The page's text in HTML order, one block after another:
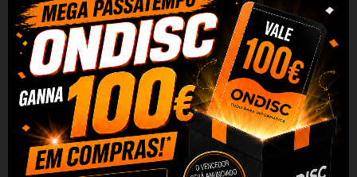
Os QCY MeloBuds HT16 estão equipados com
microfones duplos com tecnologia ENC
apoiada por inteligência artificial para garantir
uma qualidade de chamada clara, mesmo em
áreas barulhentas. Os drivers de biodiafragma
de 10 milímetros oferecem som profundo e